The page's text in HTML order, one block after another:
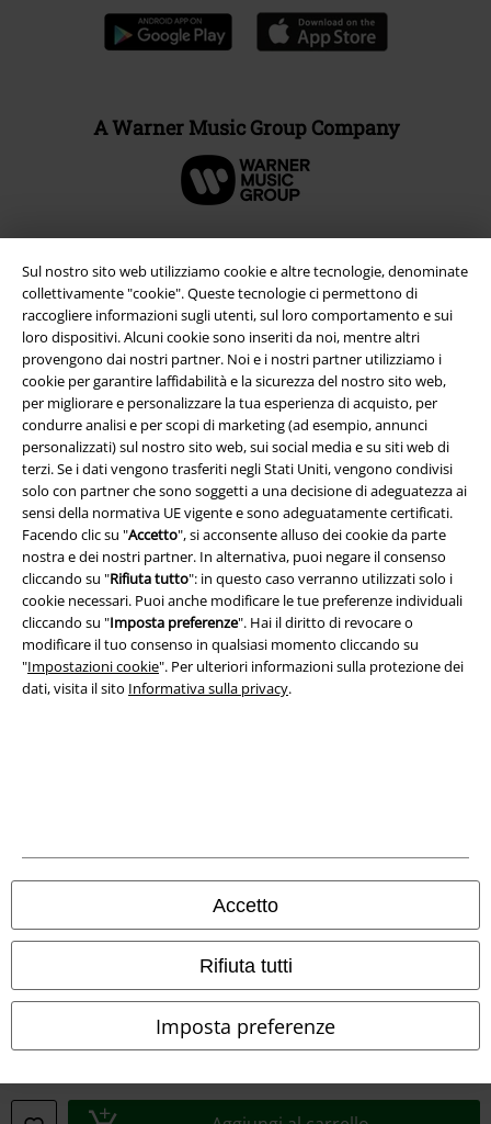
Sul nostro sito web utilizziamo cookie e altre tecnologie, denominate
collettivamente "cookie". Queste tecnologie ci permettono di
raccogliere informazioni sugli utenti, sul loro comportamento e sui
loro dispositivi. Alcuni cookie sono inseriti da noi, mentre altri
provengono dai nostri partner. Noi e i nostri partner utilizziamo i
cookie per garantire laffidabilità e la sicurezza del nostro sito web,
per migliorare e personalizzare la tua esperienza di acquisto, per
condurre analisi e per scopi di marketing (ad esempio, annunci
personalizzati) sul nostro sito web, sui social media e su siti web di
terzi. Se i dati vengono trasferiti negli Stati Uniti, vengono condivisi
solo con partner che sono soggetti a una decisione di adeguatezza ai
sensi della normativa UE vigente e sono adeguatamente certificati.
Facendo clic su "Accetto", si acconsente alluso dei cookie da parte
nostra e dei nostri partner. In alternativa, puoi negare il consenso
cliccando su "Rifiuta tutto": in questo caso verranno utilizzati solo i
cookie necessari. Puoi anche modificare le tue preferenze individuali
cliccando su "Imposta preferenze". Hai il diritto di revocare o
modificare il tuo consenso in qualsiasi momento cliccando su
"Impostazioni cookie". Per ulteriori informazioni sulla protezione dei
dati, visita il sito Informativa sulla privacy.
Accetto
Rifiuta tutti
Imposta preferenze
A Warner Music Group Company
Info legali
Termini & Condizioni
Redazione
Legge sulla Privacy
Smaltimento rifiuti e protezione dell’ambiente
Dichiarazione di Conformità
I prezzi sono IVA compresa. Spese ditrasporto escluse
© 1986-2026 EMP Mailorder Italia S.r.l.
Gli altri shop EMP nel mondo
EMP France